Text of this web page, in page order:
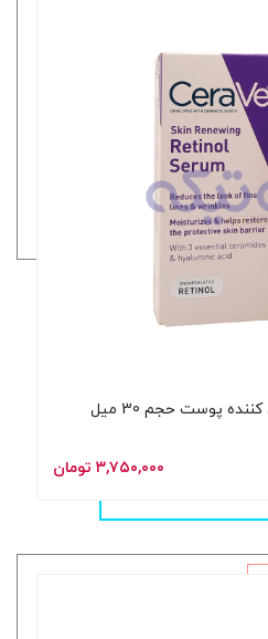
پوست حجم 30 میل
۳,۷۵۰,۰۰۰ تومان